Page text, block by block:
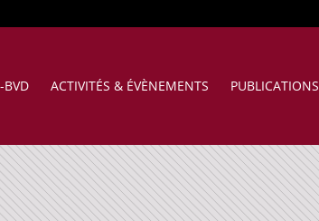
BVD ACTIVITÉS & ÉVÈNEMENTS PUBLICATIONS